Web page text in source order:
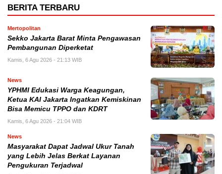
BERITA TERBARU
Mertopolitan
Sekko Jakarta Barat Minta Pengawasan
Pembangunan Diperketat
Kamis, 6 Agu 2026 - 21:13 WIB
News
YPHMI Edukasi Warga Keagungan,
Ketua KAI Jakarta Ingatkan Kemiskinan
Bisa Memicu TPPO dan KDRT
Kamis, 6 Agu 2026 - 21:04 WIB
News
Masyarakat Dapat Jadwal Ukur Tanah
yang Lebih Jelas Berkat Layanan
Pengukuran Terjadwal